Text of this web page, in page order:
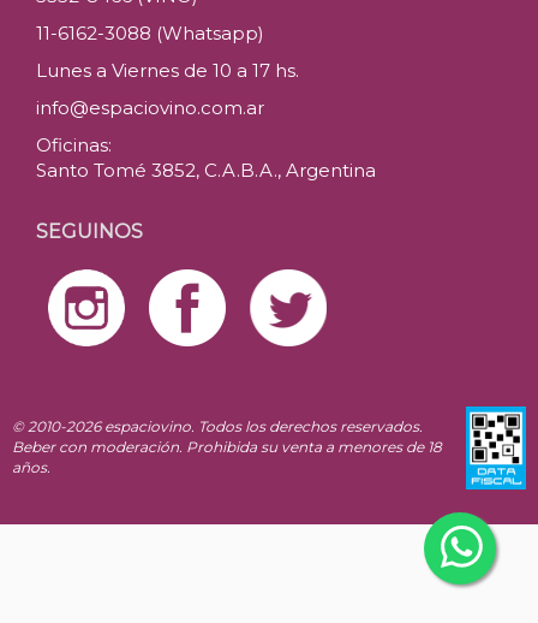
11-6162-3088 (Whatsapp)
Lunes a Viernes de 10 a 17 hs.
info@espaciovino.com.ar
Oficinas:
Santo Tomé 3852, C.A.B.A., Argentina
SEGUINOS
© 2010-2026 espaciovino. Todos los derechos reservados.
Beber con moderación. Prohibida su venta a menores de 18
años.